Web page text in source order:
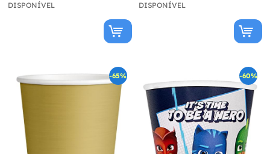
DISPONÍVEL DISPONÍVEL
-65% -60%